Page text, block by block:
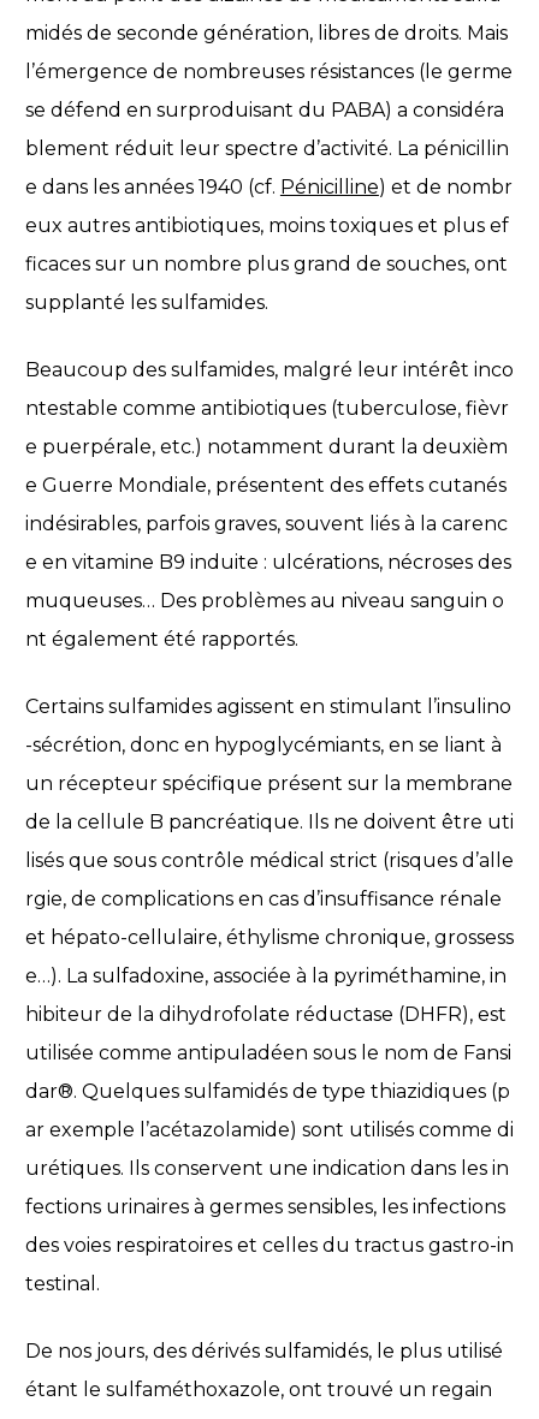
midés de seconde génération, libres de droits. Mais
l’émergence de nombreuses résistances (le germe
se défend en surproduisant du PABA) a considéra
blement réduit leur spectre d’activité. La pénicillin
e dans les années 1940 (cf. Pénicilline) et de nombr
eux autres antibiotiques, moins toxiques et plus ef
ficaces sur un nombre plus grand de souches, ont
supplanté les sulfamides.
Beaucoup des sulfamides, malgré leur intérêt inco
ntestable comme antibiotiques (tuberculose, fièvr
e puerpérale, etc.) notamment durant la deuxièm
e Guerre Mondiale, présentent des effets cutanés
indésirables, parfois graves, souvent liés à la carenc
e en vitamine B9 induite : ulcérations, nécroses des
muqueuses… Des problèmes au niveau sanguin o
nt également été rapportés.
Certains sulfamides agissent en stimulant l’insulino
-sécrétion, donc en hypoglycémiants, en se liant à
un récepteur spécifique présent sur la membrane
de la cellule B pancréatique. Ils ne doivent être uti
lisés que sous contrôle médical strict (risques d’alle
rgie, de complications en cas d’insuffisance rénale
et hépato-cellulaire, éthylisme chronique, grossess
e…). La sulfadoxine, associée à la pyriméthamine, in
hibiteur de la dihydrofolate réductase (DHFR), est
utilisée comme antipuladéen sous le nom de Fansi
dar®. Quelques sulfamidés de type thiazidiques (p
ar exemple l’acétazolamide) sont utilisés comme di
urétiques. Ils conservent une indication dans les in
fections urinaires à germes sensibles, les infections
des voies respiratoires et celles du tractus gastro-in
testinal.
De nos jours, des dérivés sulfamidés, le plus utilisé
étant le sulfaméthoxazole, ont trouvé un regain